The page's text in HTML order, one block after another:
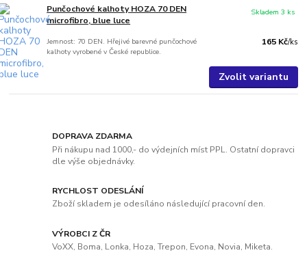
Punčochové kalhoty HOZA 70 DEN
microfibro, blue luce
Jemnost: 70 DEN. Hřejivé barevné punčochové
kalhoty vyrobené v České republice.
165 Kč/ks
Skladem 3 ks
Zvolit variantu
DOPRAVA ZDARMA
Při nákupu nad 1000,- do výdejních míst PPL. Ostatní dopravci
dle výše objednávky.
RYCHLOST ODESLÁNÍ
Zboží skladem je odesíláno následující pracovní den.
VÝROBCI Z ČR
VoXX, Boma, Lonka, Hoza, Trepon, Evona, Novia, Miketa.